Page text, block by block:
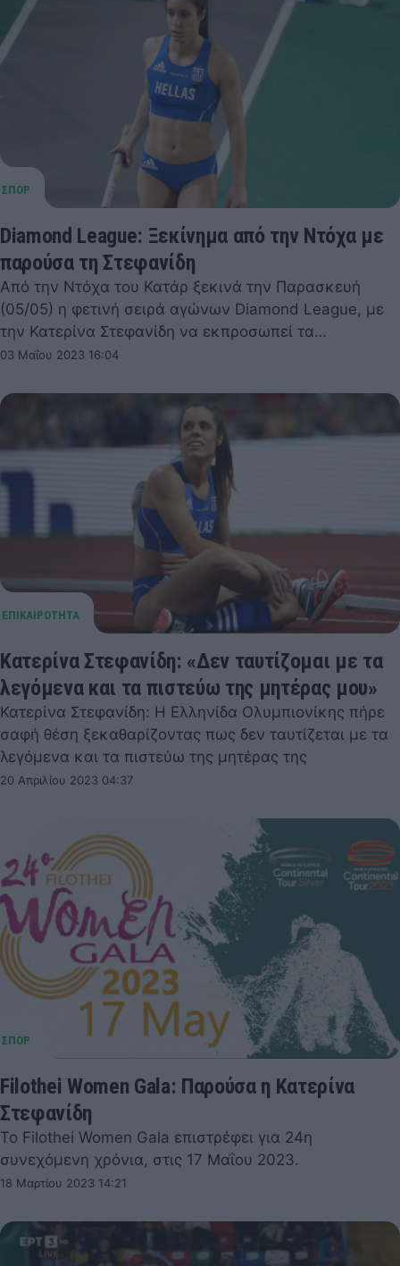
Diamond League: Ξεκίνημα από την Ντόχα με
παρούσα τη Στεφανίδη
Από την Ντόχα του Κατάρ ξεκινά την Παρασκευή
(05/05) η φετινή σειρά αγώνων Diamond League, με
την Κατερίνα Στεφανίδη να εκπροσωπεί τα…
03 Μαΐου 2023 16:04
Κατερίνα Στεφανίδη: «Δεν ταυτίζομαι με τα
λεγόμενα και τα πιστεύω της μητέρας μου»
Κατερίνα Στεφανίδη: Η Ελληνίδα Ολυμπιονίκης πήρε
σαφή θέση ξεκαθαρίζοντας πως δεν ταυτίζεται με τα
λεγόμενα και τα πιστεύω της μητέρας της
20 Απριλίου 2023 04:37
Filothei Women Gala: Παρούσα η Κατερίνα
Στεφανίδη
To Filothei Women Gala επιστρέφει για 24η
συνεχόμενη χρόνια, στις 17 Μαΐου 2023.
18 Μαρτίου 2023 14:21